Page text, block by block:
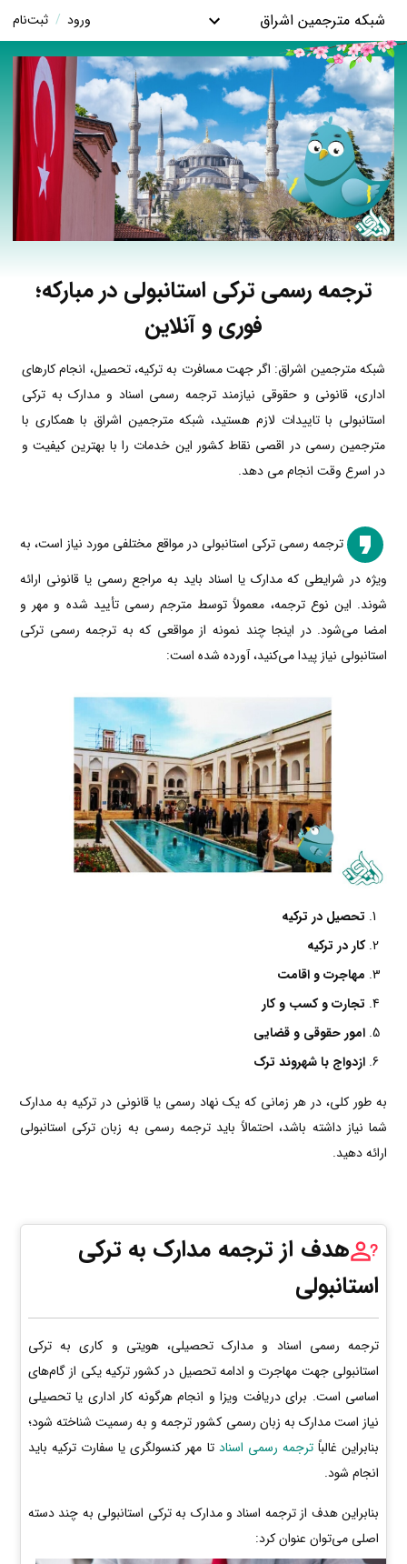
شبکه مترجمین اشراق ورود / ثبت‌نام
ترجمه رسمی ترکی استانبولی در مبارکه؛
فوری و آنلاین
شبکه مترجمین اشراق: اگر جهت مسافرت به ترکیه، تحصیل، انجام کارهای
اداری، قانونی و حقوقی نیازمند ترجمه رسمی اسناد و مدارک به ترکی
استانبولی با تاییدات لازم هستید، شبکه مترجمین اشراق با همکاری با
مترجمین رسمی در اقصی نقاط کشور این خدمات را با بهترین کیفیت و
در اسرع وقت انجام می دهد.
ترجمه رسمی ترکی استانبولی در مواقع مختلفی مورد نیاز است، به
ویژه در شرایطی که مدارک یا اسناد باید به مراجع رسمی یا قانونی ارائه
شوند. این نوع ترجمه، معمولاً توسط مترجم رسمی تأیید شده و مهر و
امضا می‌شود. در اینجا چند نمونه از مواقعی که به ترجمه رسمی ترکی
استانبولی نیاز پیدا می‌کنید، آورده شده است:
تحصیل در ترکیه
کار در ترکیه
مهاجرت و اقامت
تجارت و کسب و کار
امور حقوقی و قضایی
ازدواج با شهروند ترک
به طور کلی، در هر زمانی که یک نهاد رسمی یا قانونی در ترکیه به مدارک
شما نیاز داشته باشد، احتمالاً باید ترجمه رسمی به زبان ترکی استانبولی
ارائه دهید.
هدف از ترجمه مدارک به ترکی
استانبولی
ترجمه رسمی اسناد و مدارک تحصیلی، هویتی و کاری به ترکی
استانبولی جهت مهاجرت و ادامه تحصیل در کشور ترکیه یکی از گام‌های
اساسی است. برای دریافت ویزا و انجام هرگونه کار اداری یا تحصیلی
نیاز است مدارک به زبان رسمی کشور ترجمه و به رسمیت شناخته شود؛
بنابراین غالباًترجمه رسمی اسناد تا مهر کنسولگری یا سفارت ترکیه باید
انجام شود.
بنابراین هدف از ترجمه اسناد و مدارک به ترکی استانبولی به چند دسته
اصلی می‌توان عنوان کرد: